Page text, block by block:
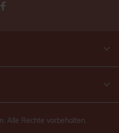
Alle Rechte vorbehalten.